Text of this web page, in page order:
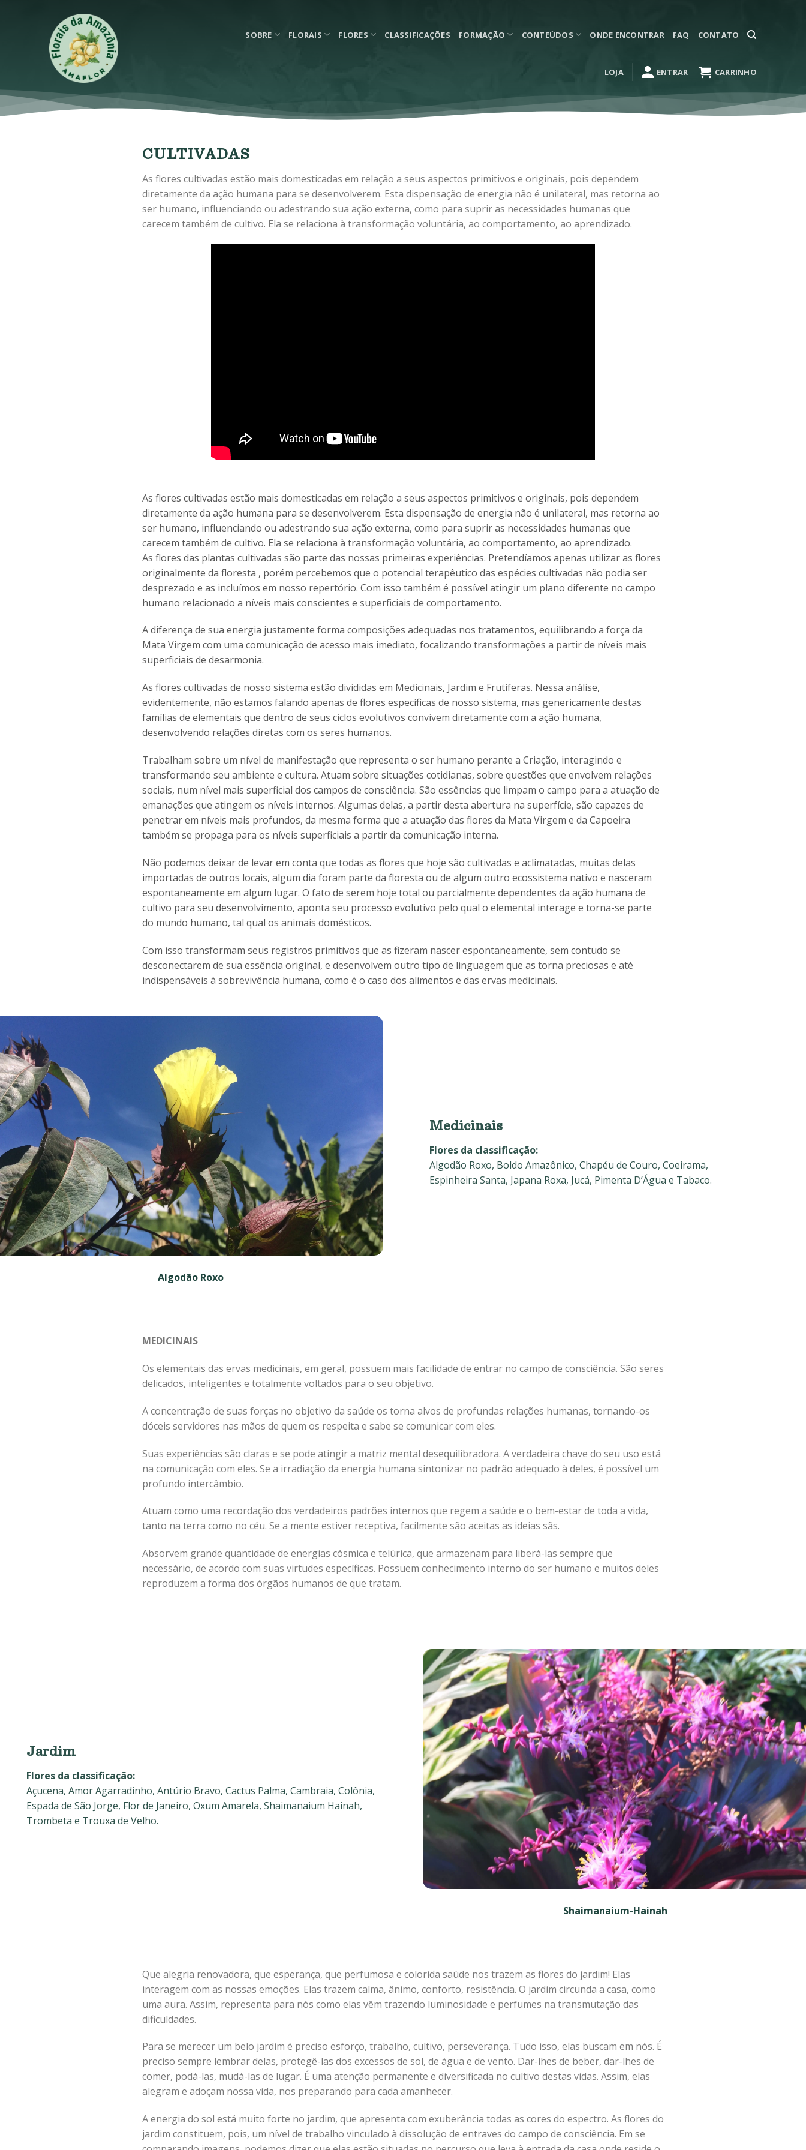
SOBRE FLORAIS FLORES CLASSIFICAÇÕES FORMAÇÃO CONTEÚDOS ONDE ENCONTRAR FAQ CONTATO
LOJA ENTRAR CARRINHO
CULTIVADAS
As flores cultivadas estão mais domesticadas em relação a seus aspectos primitivos e originais, pois dependem
diretamente da ação humana para se desenvolverem. Esta dispensação de energia não é unilateral, mas retorna ao
ser humano, influenciando ou adestrando sua ação externa, como para suprir as necessidades humanas que
carecem também de cultivo. Ela se relaciona à transformação voluntária, ao comportamento, ao aprendizado.
As flores cultivadas estão mais domesticadas em relação a seus aspectos primitivos e originais, pois dependem
diretamente da ação humana para se desenvolverem. Esta dispensação de energia não é unilateral, mas retorna ao
ser humano, influenciando ou adestrando sua ação externa, como para suprir as necessidades humanas que
carecem também de cultivo. Ela se relaciona à transformação voluntária, ao comportamento, ao aprendizado.
As flores das plantas cultivadas são parte das nossas primeiras experiências. Pretendíamos apenas utilizar as flores
originalmente da floresta , porém percebemos que o potencial terapêutico das espécies cultivadas não podia ser
desprezado e as incluímos em nosso repertório. Com isso também é possível atingir um plano diferente no campo
humano relacionado a níveis mais conscientes e superficiais de comportamento.
A diferença de sua energia justamente forma composições adequadas nos tratamentos, equilibrando a força da
Mata Virgem com uma comunicação de acesso mais imediato, focalizando transformações a partir de níveis mais
superficiais de desarmonia.
As flores cultivadas de nosso sistema estão divididas em Medicinais, Jardim e Frutíferas. Nessa análise,
evidentemente, não estamos falando apenas de flores específicas de nosso sistema, mas genericamente destas
famílias de elementais que dentro de seus ciclos evolutivos convivem diretamente com a ação humana,
desenvolvendo relações diretas com os seres humanos.
Trabalham sobre um nível de manifestação que representa o ser humano perante a Criação, interagindo e
transformando seu ambiente e cultura. Atuam sobre situações cotidianas, sobre questões que envolvem relações
sociais, num nível mais superficial dos campos de consciência. São essências que limpam o campo para a atuação de
emanações que atingem os níveis internos. Algumas delas, a partir desta abertura na superfície, são capazes de
penetrar em níveis mais profundos, da mesma forma que a atuação das flores da Mata Virgem e da Capoeira
também se propaga para os níveis superficiais a partir da comunicação interna.
Não podemos deixar de levar em conta que todas as flores que hoje são cultivadas e aclimatadas, muitas delas
importadas de outros locais, algum dia foram parte da floresta ou de algum outro ecossistema nativo e nasceram
espontaneamente em algum lugar. O fato de serem hoje total ou parcialmente dependentes da ação humana de
cultivo para seu desenvolvimento, aponta seu processo evolutivo pelo qual o elemental interage e torna-se parte
do mundo humano, tal qual os animais domésticos.
Com isso transformam seus registros primitivos que as fizeram nascer espontaneamente, sem contudo se
desconectarem de sua essência original, e desenvolvem outro tipo de linguagem que as torna preciosas e até
indispensáveis à sobrevivência humana, como é o caso dos alimentos e das ervas medicinais.
Algodão Roxo
Medicinais
Flores da classificação:
Algodão Roxo, Boldo Amazônico, Chapéu de Couro, Coeirama,
Espinheira Santa, Japana Roxa, Jucá, Pimenta D’Água e Tabaco.
MEDICINAIS
Os elementais das ervas medicinais, em geral, possuem mais facilidade de entrar no campo de consciência. São seres
delicados, inteligentes e totalmente voltados para o seu objetivo.
A concentração de suas forças no objetivo da saúde os torna alvos de profundas relações humanas, tornando-os
dóceis servidores nas mãos de quem os respeita e sabe se comunicar com eles.
Suas experiências são claras e se pode atingir a matriz mental desequilibradora. A verdadeira chave do seu uso está
na comunicação com eles. Se a irradiação da energia humana sintonizar no padrão adequado à deles, é possível um
profundo intercâmbio.
Atuam como uma recordação dos verdadeiros padrões internos que regem a saúde e o bem-estar de toda a vida,
tanto na terra como no céu. Se a mente estiver receptiva, facilmente são aceitas as ideias sãs.
Absorvem grande quantidade de energias cósmica e telúrica, que armazenam para liberá-las sempre que
necessário, de acordo com suas virtudes específicas. Possuem conhecimento interno do ser humano e muitos deles
reproduzem a forma dos órgãos humanos de que tratam.
Jardim
Flores da classificação:
Açucena, Amor Agarradinho, Antúrio Bravo, Cactus Palma, Cambraia, Colônia,
Espada de São Jorge, Flor de Janeiro, Oxum Amarela, Shaimanaium Hainah,
Trombeta e Trouxa de Velho.
Shaimanaium-Hainah
Que alegria renovadora, que esperança, que perfumosa e colorida saúde nos trazem as flores do jardim! Elas
interagem com as nossas emoções. Elas trazem calma, ânimo, conforto, resistência. O jardim circunda a casa, como
uma aura. Assim, representa para nós como elas vêm trazendo luminosidade e perfumes na transmutação das
dificuldades.
Para se merecer um belo jardim é preciso esforço, trabalho, cultivo, perseverança. Tudo isso, elas buscam em nós. É
preciso sempre lembrar delas, protegê-las dos excessos de sol, de água e de vento. Dar-lhes de beber, dar-lhes de
comer, podá-las, mudá-las de lugar. É uma atenção permanente e diversificada no cultivo destas vidas. Assim, elas
alegram e adoçam nossa vida, nos preparando para cada amanhecer.
A energia do sol está muito forte no jardim, que apresenta com exuberância todas as cores do espectro. As flores do
jardim constituem, pois, um nível de trabalho vinculado à dissolução de entraves do campo de consciência. Em se